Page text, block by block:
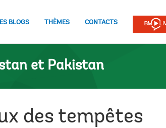
BLOGS THÈMES CONTACTS
et Pakistan
des tempêtes